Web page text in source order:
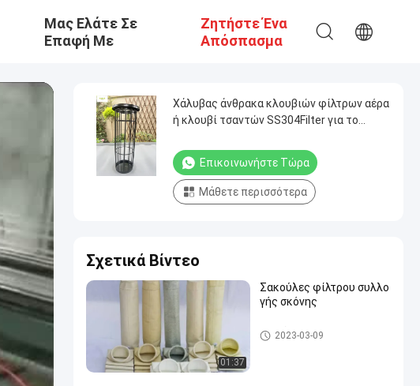
Μας Ελάτε Σε
Επαφή Με
Ζητήστε Ένα
Απόσπασμα
Χάλυβας άνθρακα κλουβιών φίλτρων αέρα
ή κλουβί τσαντών SS304Filter για το
Επικοινωνήστε Τώρα
Μάθετε περισσότερα
Σχετικά Βίντεο
01:37
Σακούλες φίλτρου συλλο
γής σκόνης
Σακούλες φίλτρου συλλογής
σκόνης
2023-03-09